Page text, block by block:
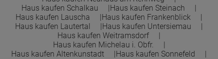
Haus kaufen Schalkau
Haus kaufen Steinach
Haus kaufen Lauscha
Haus kaufen Frankenblick
Haus kaufen Lautertal
Haus kaufen Untersiemau
Haus kaufen Weitramsdorf
Haus kaufen Michelau i. Obfr.
Haus kaufen Altenkunstadt
Haus kaufen Sonnefeld